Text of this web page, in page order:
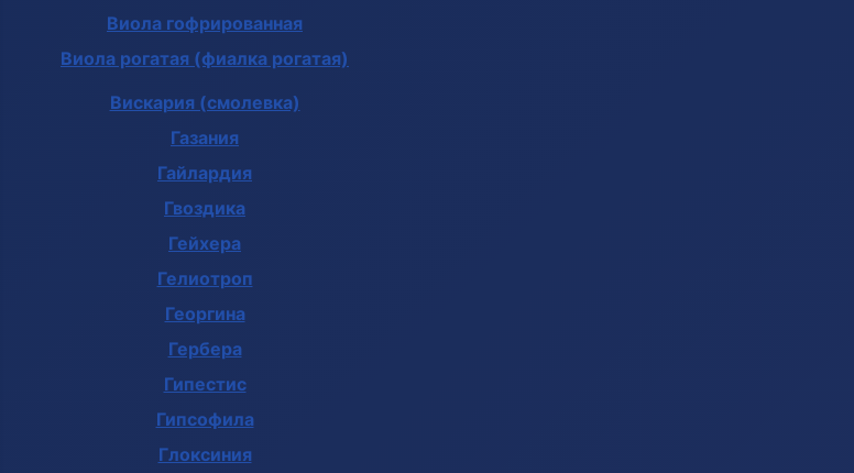
Виола гофрированная
Виола рогатая (фиалка рогатая)
Вискария (смолевка)
Газания
Гайлардия
Гвоздика
Гейхера
Гелиотроп
Георгина
Гербера
Гипестис
Гипсофила
Глоксиния